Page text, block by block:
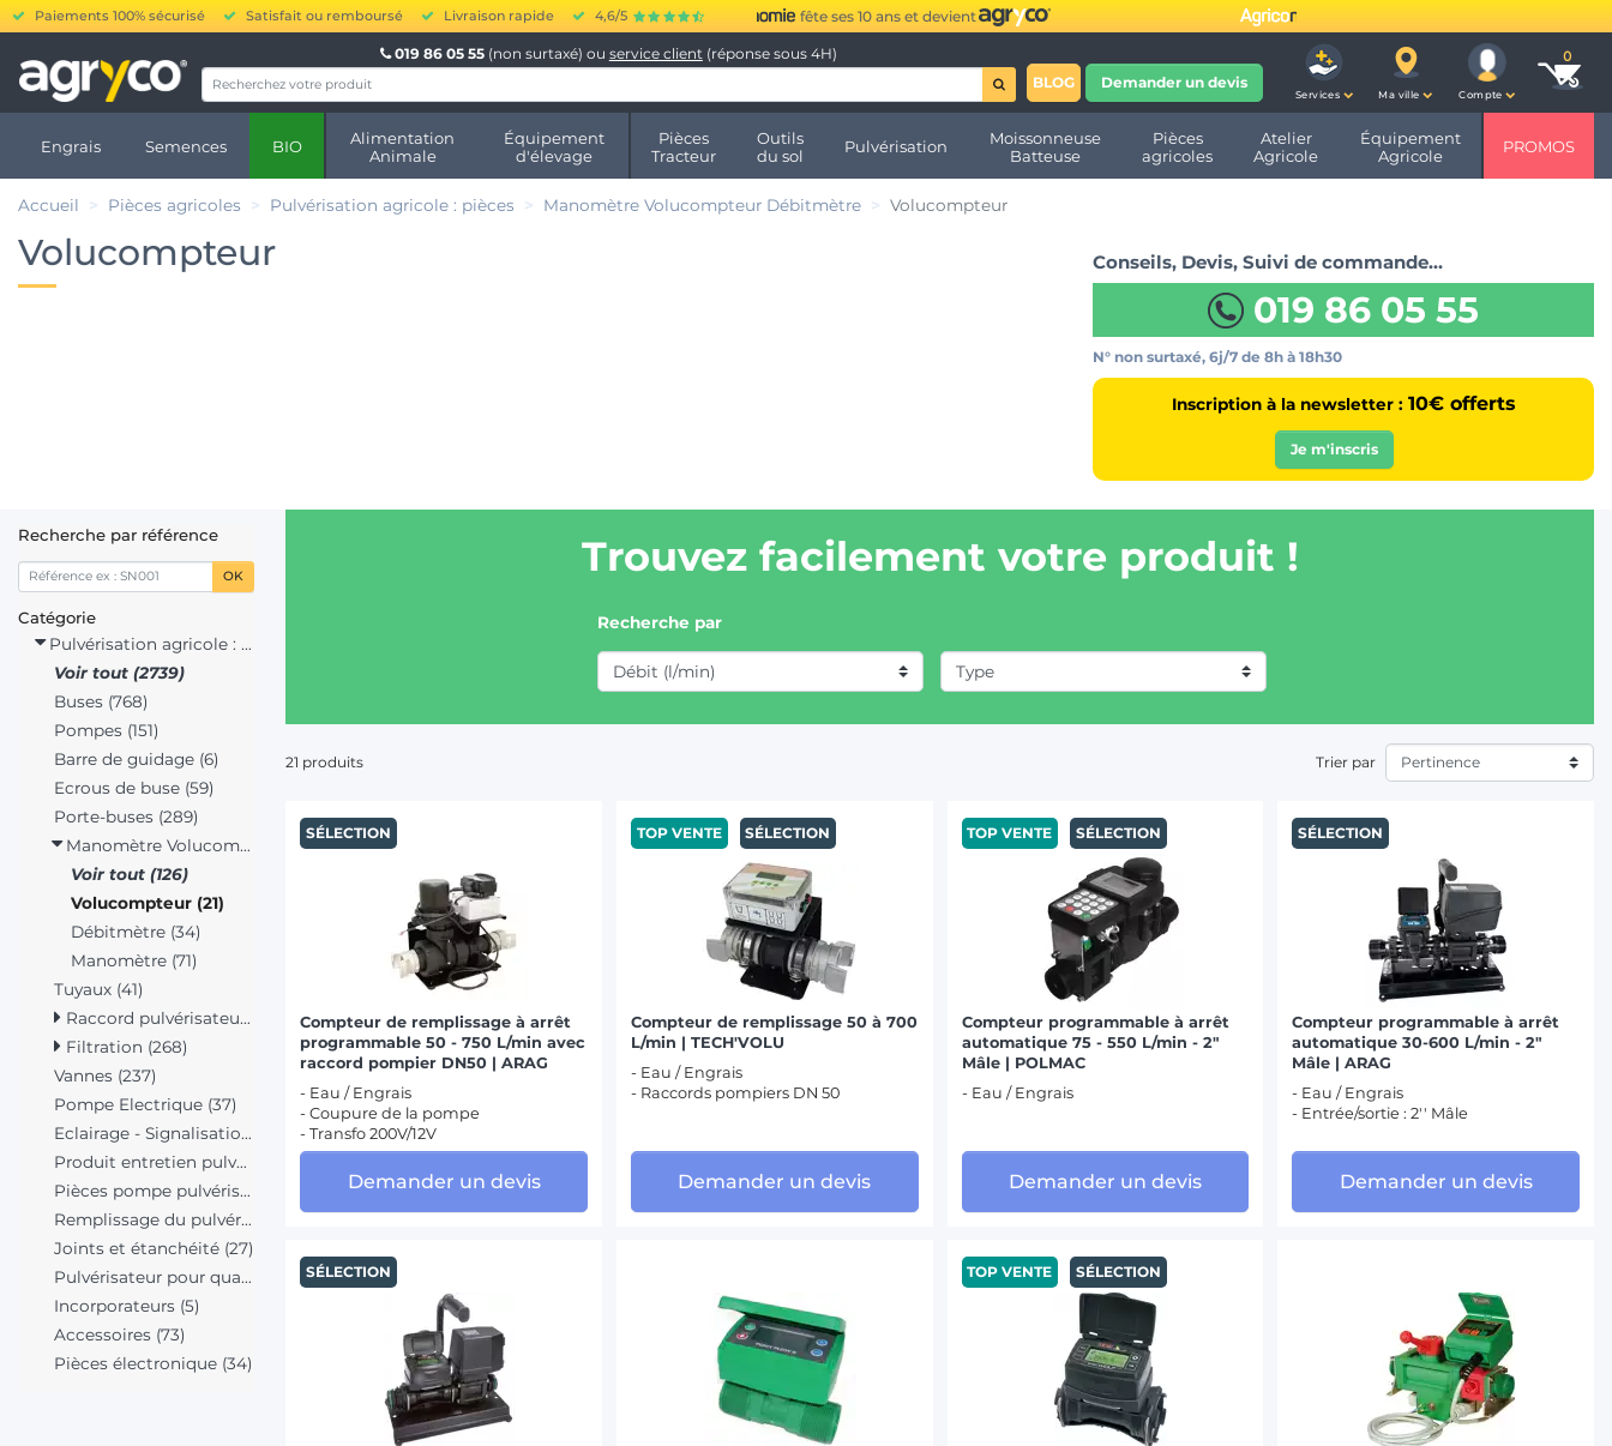
Paiements 100% sécurisé Satisfait ou remboursé Livraison rapide 4,6/5 fête ses 10 ans et devient
019 86 05 55 (non surtaxé) ou service client (réponse sous 4H)
BLOG
Demander un devis
Services Ma ville Compte
Engrais Semences BIO
Alimentation
Animale
Équipement
d'élevage
Pièces
Tracteur
Outils
du sol
Pulvérisation
Moissonneuse
Batteuse
Pièces
agricoles
Atelier
Agricole
Équipement
Agricole
PROMOS
Accueil Pièces agricoles Pulvérisation agricole : pièces Manomètre Volucompteur Débitmètre Volucompteur
Volucompteur Conseils, Devis, Suivi de commande…
019 86 05 55
N° non surtaxé, 6j/7 de 8h à 18h30
Inscription à la newsletter : 10€ offerts
Je m'inscris
Recherche par référence
OK
Catégorie
Pulvérisation agricole : pièces (2739)
Voir tout (2739)
Buses (768)
Pompes (151)
Barre de guidage (6)
Ecrous de buse (59)
Porte-buses (289)
Manomètre Volucompteur Débitmètre (126)
Voir tout (126)
Volucompteur (21)
Débitmètre (34)
Manomètre (71)
Tuyaux (41)
Raccord pulvérisateur (323)
Filtration (268)
Vannes (237)
Pompe Electrique (37)
Eclairage - Signalisation (1)
Produit entretien pulvérisateur (3)
Pièces pompe pulvérisateur (311)
Remplissage du pulvérisateur (29)
Joints et étanchéité (27)
Pulvérisateur pour quad (3)
Incorporateurs (5)
Accessoires (73)
Pièces électronique (34)
Trouvez facilement votre produit !
Recherche par
21 produits Trier par
SÉLECTION
Compteur de remplissage à arrêt
programmable 50 - 750 L/min avec
raccord pompier DN50 | ARAG
- Eau / Engrais
- Coupure de la pompe
- Transfo 200V/12V
Demander un devis
TOP VENTE SÉLECTION
Compteur de remplissage 50 à 700
L/min | TECH'VOLU
- Eau / Engrais
- Raccords pompiers DN 50
Demander un devis
TOP VENTE SÉLECTION
Compteur programmable à arrêt
automatique 75 - 550 L/min - 2"
Mâle | POLMAC
- Eau / Engrais
Demander un devis
SÉLECTION
Compteur programmable à arrêt
automatique 30-600 L/min - 2"
Mâle | ARAG
- Eau / Engrais
- Entrée/sortie : 2'' Mâle
Demander un devis
SÉLECTION TOP VENTE SÉLECTION